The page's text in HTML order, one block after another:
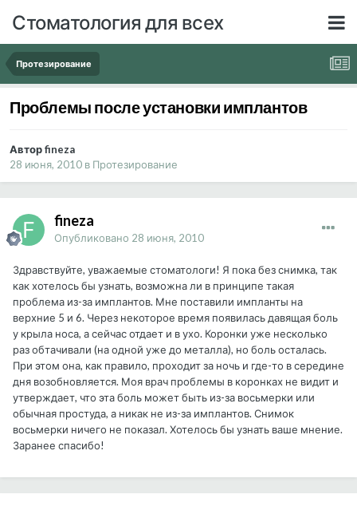
Стоматология для всех
Протезирование
Проблемы после установки имплантов
Автор fineza
28 июня, 2010 в Протезирование
fineza
Опубликовано 28 июня, 2010
Здравствуйте, уважаемые стоматологи! Я пока без снимка, так
как хотелось бы узнать, возможна ли в принципе такая
проблема из-за имплантов. Мне поставили импланты на
верхние 5 и 6. Через некоторое время появилась давящая боль
у крыла носа, а сейчас отдает и в ухо. Коронки уже несколько
раз обтачивали (на одной уже до металла), но боль осталась.
При этом она, как правило, проходит за ночь и где-то в середине
дня возобновляется. Моя врач проблемы в коронках не видит и
утверждает, что эта боль может быть из-за восьмерки или
обычная простуда, а никак не из-за имплантов. Снимок
восьмерки ничего не показал. Хотелось бы узнать ваше мнение.
Заранее спасибо!